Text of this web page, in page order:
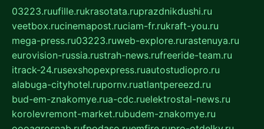
03223.ruufille.rukrasotata.ruprazdnikdushi.ru
veetbox.rucinemapost.ruciam-fr.rukraft-you.ru
mega-press.ru03223.ruweb-explore.rurastenuya.ru
eurovision-russia.rustrah-news.rufreeride-team.ru
itrack-24.rusexshopexpress.ruautostudiopro.ru
alabuga-cityhotel.rupornv.ruatlantpereezd.ru
bud-em-znakomye.rua-cdc.ruelektrostal-news.ru
korolevremont-market.rubudem-znakomye.ru